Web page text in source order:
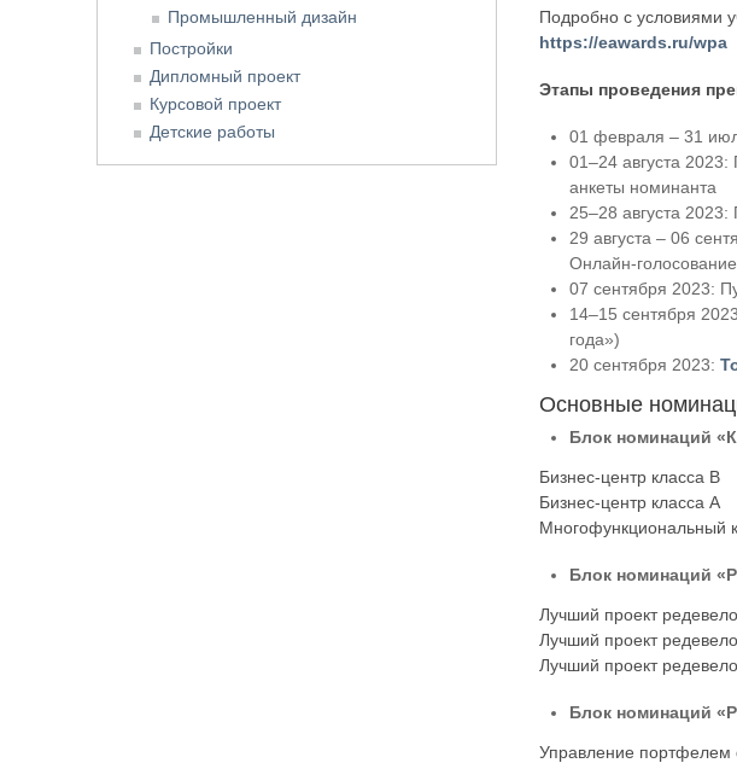
Подробно с условиями
https://eawards.ru/wpa
Этапы проведения
01 февраля – 31
01–24 августа
анкеты номинанта
25–28 августа
29 августа – 06
Онлайн-
07 сентября 2023:
14–15 сентября
года»)
20 сентября 2023:
Основные
Блок номинаций
Бизнес-центр класса B
Бизнес-центр класса A
Многофункциональный
Блок номинаций
Лучший проект
Лучший проект
Лучший проект
Блок номинаций
Управление
Промышленный дизайн
Постройки
Дипломный проект
Курсовой проект
Детские работы